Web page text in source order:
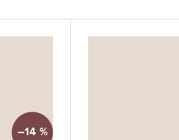
–14 %